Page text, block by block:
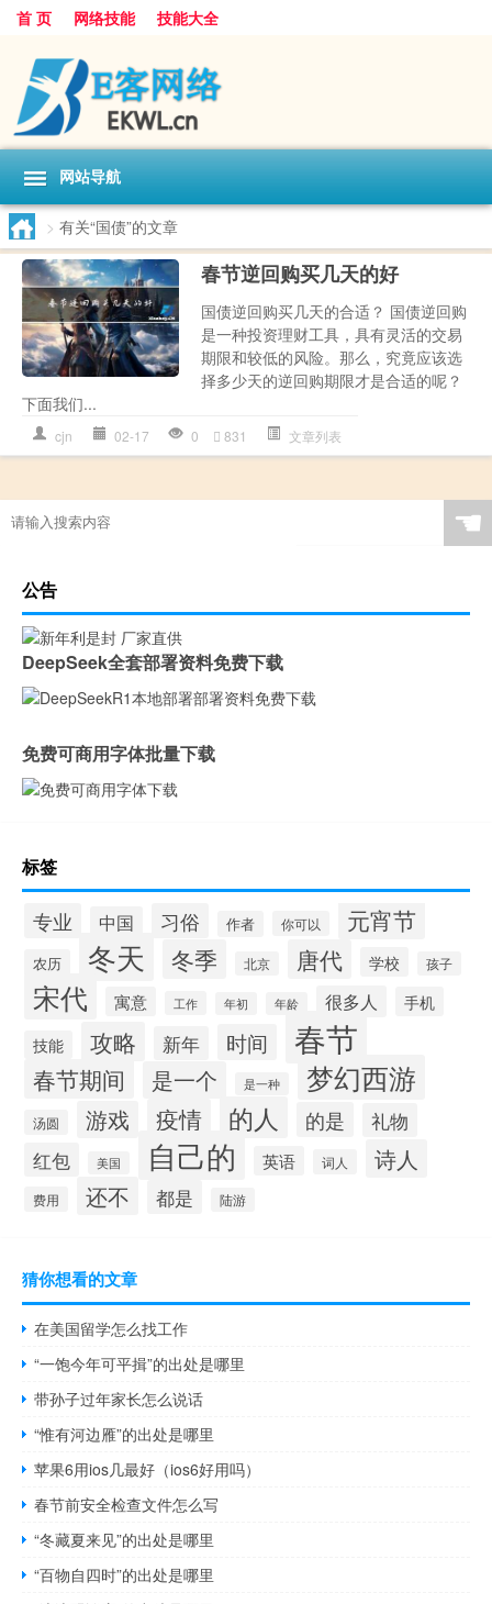
首 页 网络技能 技能大全
网站导航
> 有关“国债”的文章
春节逆回购买几天的好
国债逆回购买几天的合适？ 国债逆回购
是一种投资理财工具，具有灵活的交易
期限和较低的风险。那么，究竟应该选
择多少天的逆回购期限才是合适的呢？
下面我们...
cjn 02-17 0 831 文章列表
☚
公告
DeepSeek全套部署资料免费下载
免费可商用字体批量下载
标签
专业 中国 习俗 作者 你可以 元宵节
农历 冬天 冬季 北京 唐代 学校 孩子
宋代 寓意 工作 年初 年龄 很多人 手机
技能 攻略 新年 时间 春节
春节期间 是一个 是一种 梦幻西游
汤圆 游戏 疫情 的人 的是
礼物
红包
美国 自己的 英语 词人 诗人
费用 还不 都是 陆游
猜你想看的文章
在美国留学怎么找工作
“一饱今年可平揖”的出处是哪里
带孙子过年家长怎么说话
“惟有河边雁”的出处是哪里
苹果6用ios几最好（ios6好用吗）
春节前安全检查文件怎么写
“冬藏夏来见”的出处是哪里
“百物自四时”的出处是哪里